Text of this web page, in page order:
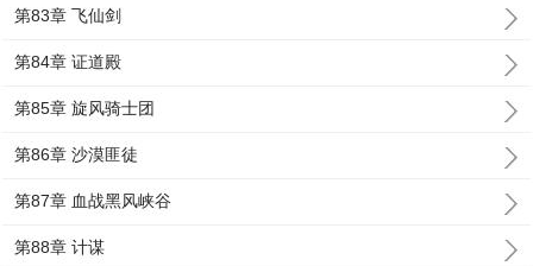
第83章 飞仙剑
第84章 证道殿
第85章 旋风骑士团
第86章 沙漠匪徒
第87章 血战黑风峡谷
第88章 计谋